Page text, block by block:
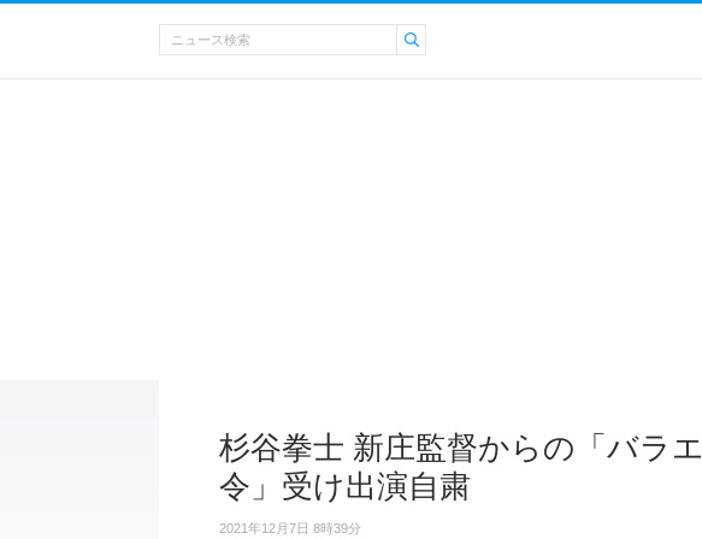
杉谷拳士 新庄監督からの「バラ
令」受け出演自粛
2021年12月7日 8時39分